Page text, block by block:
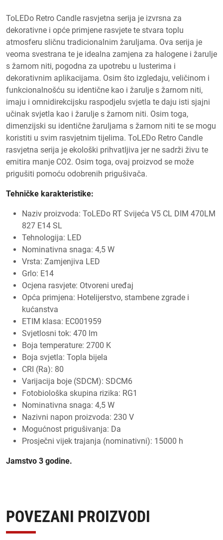
ToLEDo Retro Candle rasvjetna serija je izvrsna za
dekorativne i opće primjene rasvjete te stvara toplu
atmosferu sličnu tradicionalnim žaruljama. Ova serija je
veoma svestrana te je idealna zamjena za halogene i žarulje
s žarnom niti, pogodna za upotrebu u lusterima i
dekorativnim aplikacijama. Osim što izgledaju, veličinom i
funkcionalnošću su identične kao i žarulje s žarnom niti,
imaju i omnidirekcijsku raspodjelu svjetla te daju isti sjajni
učinak svjetla kao i žarulje s žarnom niti. Osim toga,
dimenzijski su identične žaruljama s žarnom niti te se mogu
koristiti u svim rasvjetnim tijelima. ToLEDo Retro Candle
rasvjetna serija je ekološki prihvatljiva jer ne sadrži živu te
emitira manje CO2. Osim toga, ovaj proizvod se može
prigušiti pomoću odobrenih prigušivača.
Tehničke karakteristike:
Naziv proizvoda: ToLEDo RT Svijeća V5 CL DIM 470LM
827 E14 SL
Tehnologija: LED
Nominativna snaga: 4,5 W
Vrsta: Zamjenjiva LED
Grlo: E14
Ocjena rasvjete: Otvoreni uređaj
Opća primjena: Hotelijerstvo, stambene zgrade i
kućanstva
ETIM klasa: EC001959
Svjetlosni tok: 470 lm
Boja temperature: 2700 K
Boja svjetla: Topla bijela
CRI (Ra): 80
Varijacija boje (SDCM): SDCM6
Fotobiološka skupina rizika: RG1
Nominativna snaga: 4,5 W
Nazivni napon proizvoda: 230 V
Mogućnost prigušivanja: Da
Prosječni vijek trajanja (nominativni): 15000 h
Jamstvo 3 godine.
POVEZANI PROIZVODI